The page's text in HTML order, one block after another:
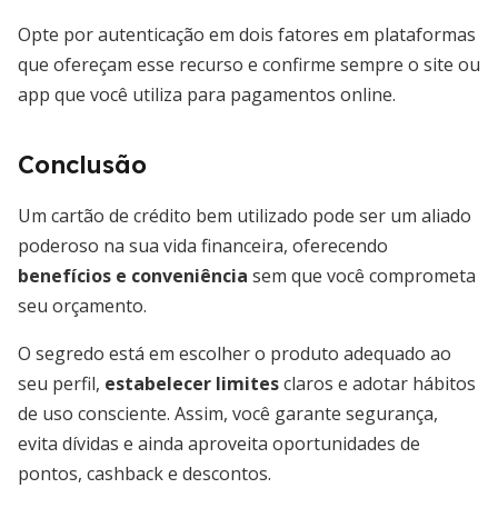
Opte por autenticação em dois fatores em plataformas
que ofereçam esse recurso e confirme sempre o site ou
app que você utiliza para pagamentos online.
Conclusão
Um cartão de crédito bem utilizado pode ser um aliado
poderoso na sua vida financeira, oferecendo
benefícios e conveniência sem que você comprometa
seu orçamento.
O segredo está em escolher o produto adequado ao
seu perfil, estabelecer limitesclaros e adotar hábitos
de uso consciente. Assim, você garante segurança,
evita dívidas e ainda aproveita oportunidades de
pontos, cashback e descontos.